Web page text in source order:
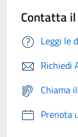
Contatta
Leggi le
Richiedi
Chiama
Prenota